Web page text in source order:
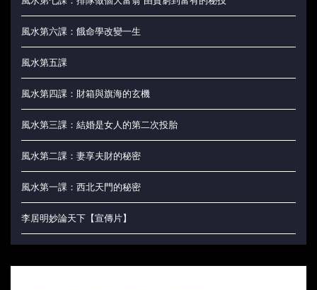
風水第六課：餓命學改變一生
風水第五課
風水第四課：財箱與旗海的玄機
風水第三課：結婚是女人的第二次投胎
風水第二課：妻享夫財的秘密
風水第一課：西北天門的秘密
李居明妙論天下【宣傳片】